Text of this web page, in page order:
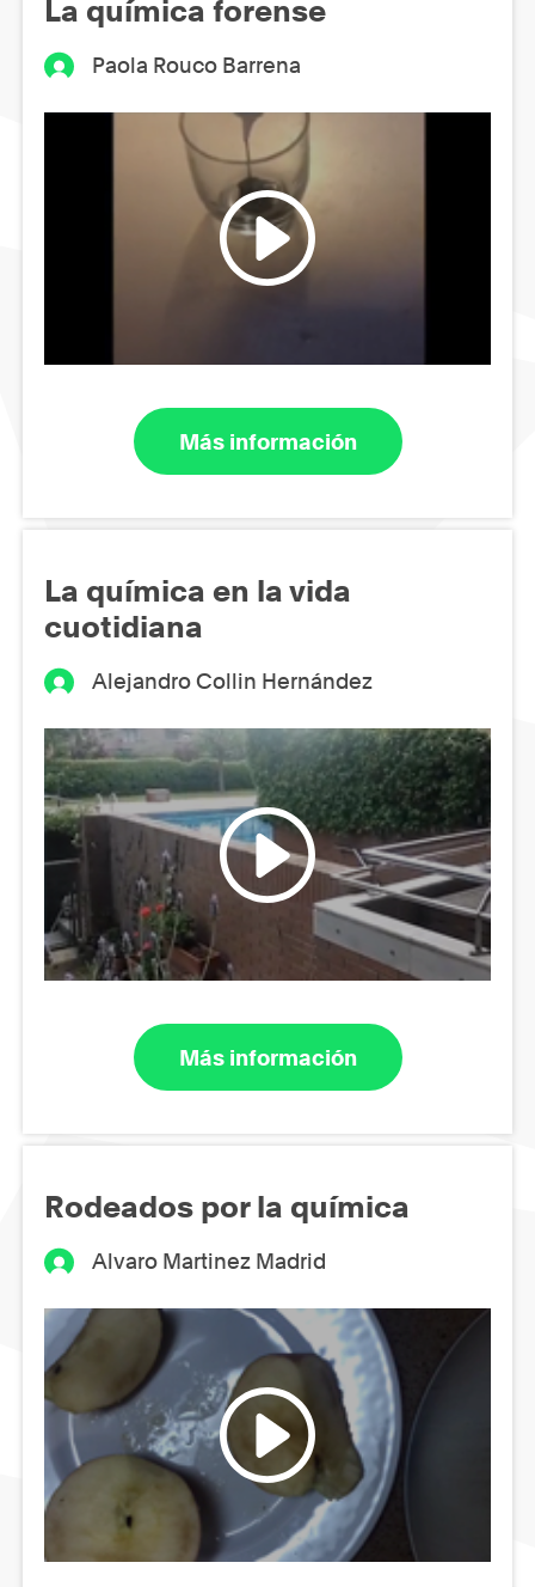
La química forense
Paola Rouco Barrena
Más información
La química en la vida
cuotidiana
Alejandro Collin Hernández
Más información
Rodeados por la química
Alvaro Martinez Madrid